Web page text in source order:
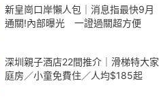
新皇崗口岸懶人包｜消息指最快9月
通關!內部曝光 一證過關超方便
深圳親子酒店22間推介｜滑梯特大家
庭房／小童免費住／人均$185起